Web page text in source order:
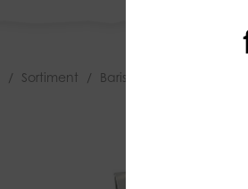
/ Sortiment / Barista Utrustning